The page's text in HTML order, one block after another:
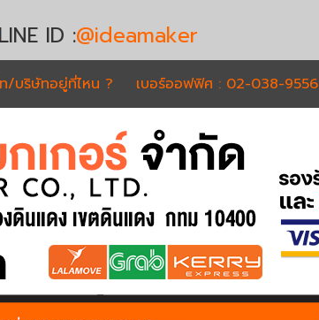
LINE ID :@ideamaker
/บริษัทอยู่ที่ไหน ? เบอร์ออฟฟิศ : 02-038-9556